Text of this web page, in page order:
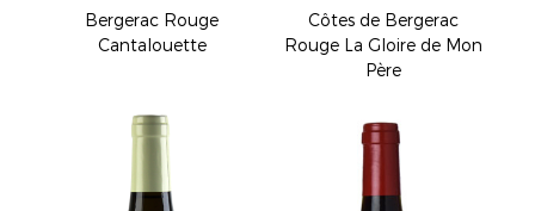
Bergerac Rouge
Cantalouette
Côtes de Bergerac
Rouge La Gloire de Mon
Père